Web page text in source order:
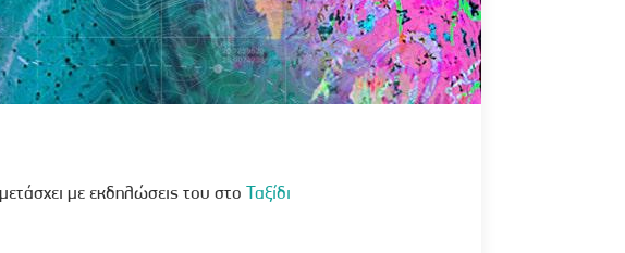
με εκδηλώσεις του στο
Ταξίδι